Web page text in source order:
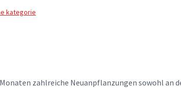
kategorie
zahlreiche Neuanpflanzungen sowohl an